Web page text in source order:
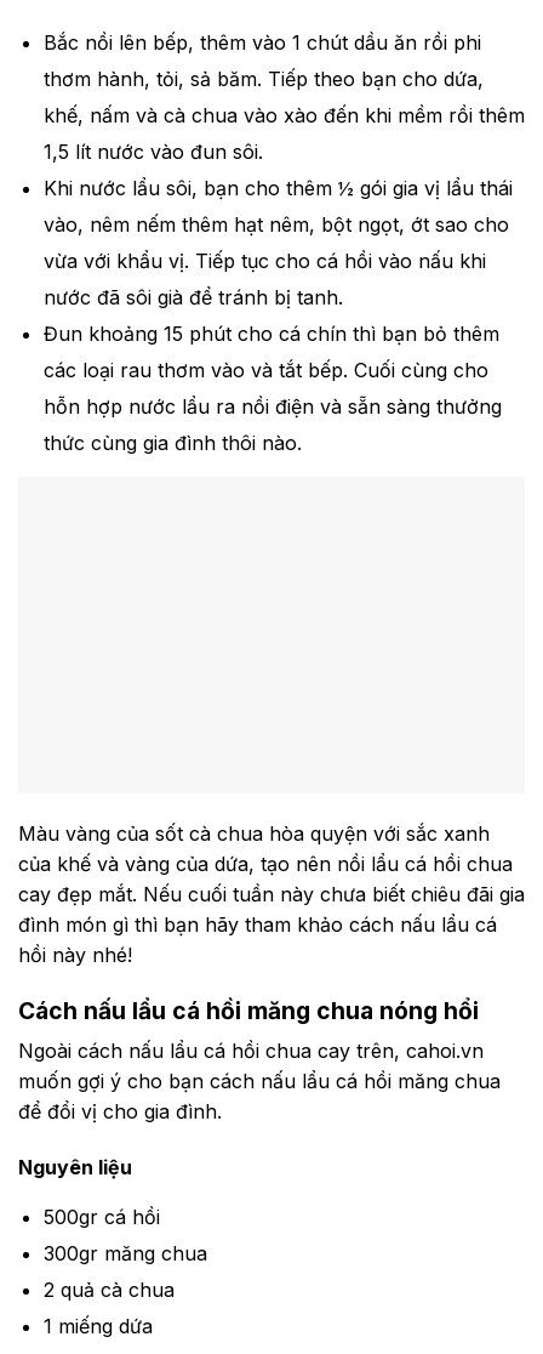
Bắc nồi lên bếp, thêm vào 1 chút dầu ăn rồi phi
thơm hành, tỏi, sả băm. Tiếp theo bạn cho dứa,
khế, nấm và cà chua vào xào đến khi mềm rồi thêm
1,5 lít nước vào đun sôi.
Khi nước lẩu sôi, bạn cho thêm ½ gói gia vị lẩu thái
vào, nêm nếm thêm hạt nêm, bột ngọt, ớt sao cho
vừa với khẩu vị. Tiếp tục cho cá hồi vào nấu khi
nước đã sôi già để tránh bị tanh.
Đun khoảng 15 phút cho cá chín thì bạn bỏ thêm
các loại rau thơm vào và tắt bếp. Cuối cùng cho
hỗn hợp nước lẩu ra nồi điện và sẵn sàng thưởng
thức cùng gia đình thôi nào.
Màu vàng của sốt cà chua hòa quyện với sắc xanh
của khế và vàng của dứa, tạo nên nồi lẩu cá hồi chua
cay đẹp mắt. Nếu cuối tuần này chưa biết chiêu đãi gia
đình món gì thì bạn hãy tham khảo cách nấu lẩu cá
hồi này nhé!
Cách nấu lẩu cá hồi măng chua nóng hổi
Ngoài cách nấu lẩu cá hồi chua cay trên, cahoi.vn
muốn gợi ý cho bạn cách nấu lẩu cá hồi măng chua
để đổi vị cho gia đình.
Nguyên liệu
500gr cá hồi
300gr măng chua
2 quả cà chua
1 miếng dứa